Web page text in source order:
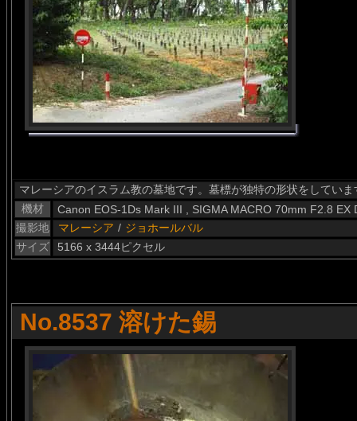
マレーシアのイスラム教の墓地です。墓標が独特の形状をしていま
機材
Canon EOS-1Ds Mark III , SIGMA MACRO 70mm F2.8 EX
撮影地
マレーシア / ジョホールバル
サイズ
5166 x 3444ピクセル
No.8537 溶けた錫